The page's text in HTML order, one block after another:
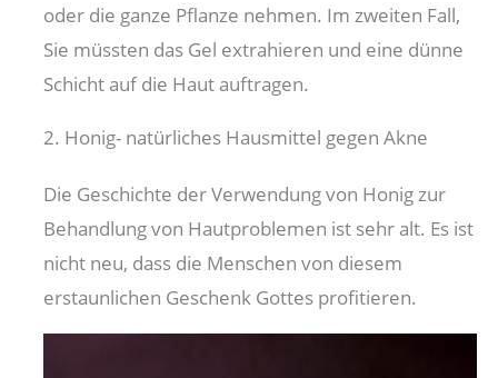
oder die ganze Pflanze nehmen. Im zweiten Fall,
Sie müssten das Gel extrahieren und eine dünne
Schicht auf die Haut auftragen.
2. Honig- natürliches Hausmittel gegen Akne
Die Geschichte der Verwendung von Honig zur
Behandlung von Hautproblemen ist sehr alt. Es ist
nicht neu, dass die Menschen von diesem
erstaunlichen Geschenk Gottes profitieren.